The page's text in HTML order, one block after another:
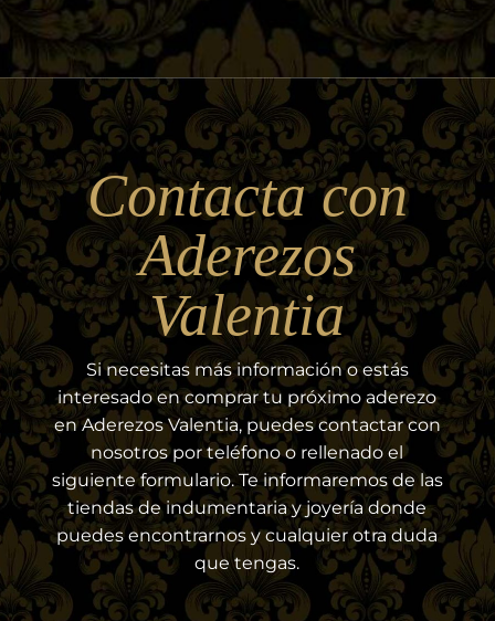
Contacta con
Aderezos
Valentia
Si necesitas más información o estás
interesado en comprar tu próximo aderezo
en Aderezos Valentia, puedes contactar con
nosotros por teléfono o rellenado el
siguiente formulario. Te informaremos de las
tiendas de indumentaria y joyería donde
puedes encontrarnos y cualquier otra duda
que tengas.